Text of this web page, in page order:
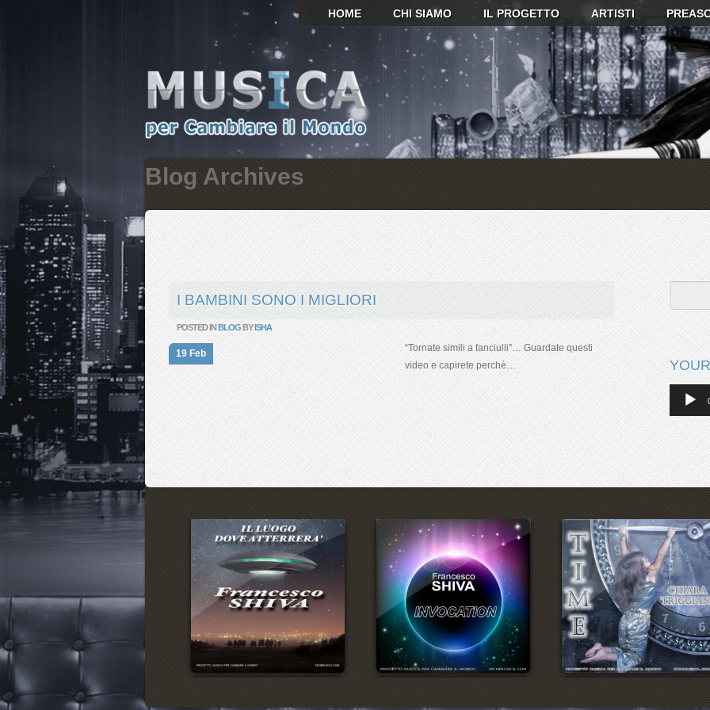
HOME CHI SIAMO IL PROGETTO ARTISTI
Blog Archives
I BAMBINI SONO I MIGLIORI
POSTED INBLOGBYISHA
“Tornate simili a fanciulli”… Guardate questi
video e capirete perchè…
19 Feb
Audio
Player